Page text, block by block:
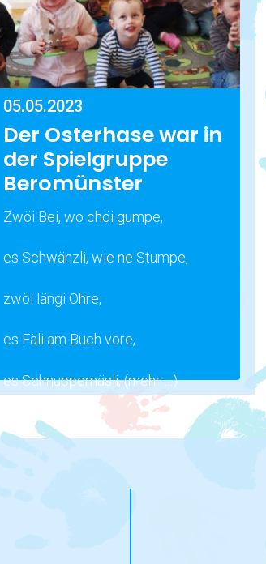
05.05.2023
Der Osterhase war in
der Spielgruppe
Beromünster
Zwöi Bei, wo chöi gumpe,
es Schwänzli, wie ne Stumpe,
zwöi längi Ohre,
es Fäli am Buch vore,
es Schnuppernäsli,(mehr …)